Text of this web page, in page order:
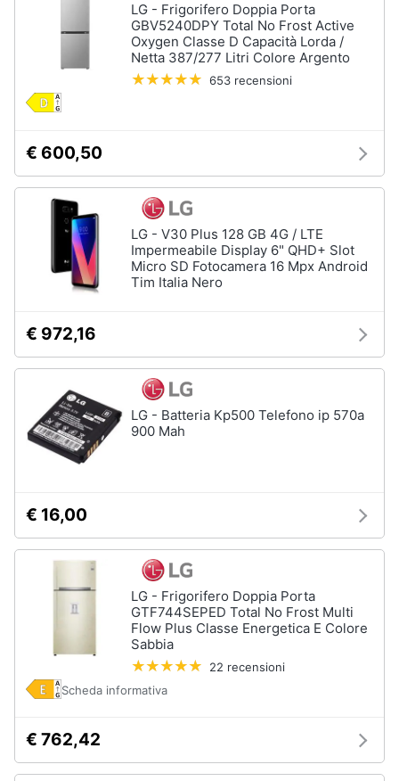
LG - Frigorifero Doppia Porta
GBV5240DPY Total No Frost Active
Oxygen Classe D Capacità Lorda /
Netta 387/277 Litri Colore Argento
653 recensioni
€ 600,50
LG - V30 Plus 128 GB 4G / LTE
Impermeabile Display 6" QHD+ Slot
Micro SD Fotocamera 16 Mpx Android
Tim Italia Nero
€ 972,16
LG - Batteria Kp500 Telefono ip 570a
900 Mah
€ 16,00
LG - Frigorifero Doppia Porta
GTF744SEPED Total No Frost Multi
Flow Plus Classe Energetica E Colore
Sabbia
22 recensioni
Scheda informativa
€ 762,42